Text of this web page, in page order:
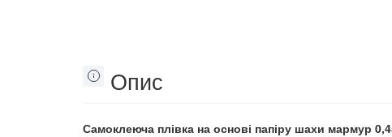
Опис
Самоклеюча плівка на основі папіру шахи мармур